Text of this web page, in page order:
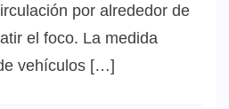
por alrededor de
el foco. La medida
vehículos […]